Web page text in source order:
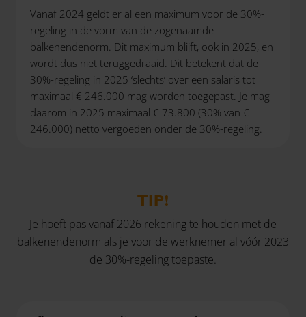
Vanaf 2024 geldt er al een maximum voor de 30%-
regeling in de vorm van de zogenaamde
balkenendenorm. Dit maximum blijft, ook in 2025, en
wordt dus niet teruggedraaid. Dit betekent dat de
30%-regeling in 2025 ‘slechts’ over een salaris tot
maximaal € 246.000 mag worden toegepast. Je mag
daarom in 2025 maximaal € 73.800 (30% van €
246.000) netto vergoeden onder de 30%-regeling.
TIP!
Je hoeft pas vanaf 2026 rekening te houden met de
balkenendenorm als je voor de werknemer al vóór 2023
de 30%-regeling toepaste.